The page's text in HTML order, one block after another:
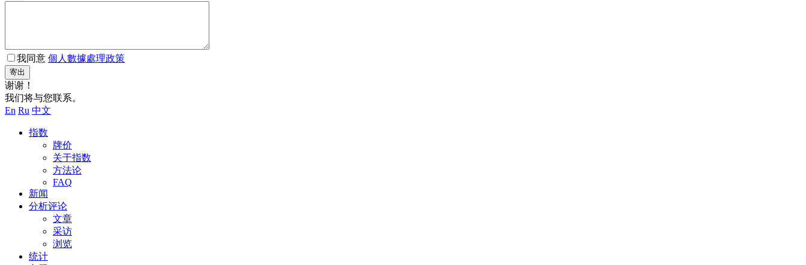
我同意 個人數據處理政策
寄出
谢谢！
我们将与您联系。
En Ru 中文
指数
牌价
关于指数
方法论
FAQ
新闻
分析评论
文章
采访
浏览
统计